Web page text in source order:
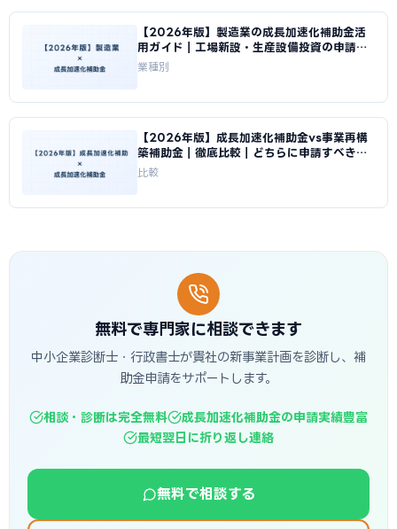
【2026年版】製造業の成長加速化補助金活
用ガイド｜工場新設・生産設備投資の申請戦
略｜成長加速化補助金ナビ
業種別
【2026年版】成長加速化補助金vs事業再構
築補助金｜徹底比較｜どちらに申請すべきか
｜成長加速化補助金ナビ
比較
無料で専門家に相談できます
中小企業診断士・行政書士が貴社の新事業計画を診断し、補
助金申請をサポートします。
相談・診断は完全無料
成長加速化補助金の申請実績豊富
最短翌日に折り返し連絡
無料で相談する